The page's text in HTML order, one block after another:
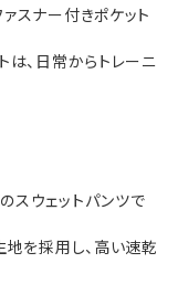
スナー付きポケット
は、日常からトレーニ
スウェットパンツで
地を採用し、高い速乾